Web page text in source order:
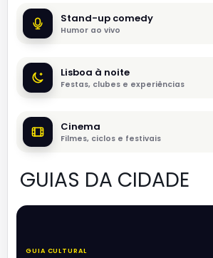
Stand-up comedy
Humor ao vivo
Lisboa à noite
Festas, clubes e experiências
Cinema
Filmes, ciclos e festivais
GUIAS DA CIDADE
GUIA CULTURAL